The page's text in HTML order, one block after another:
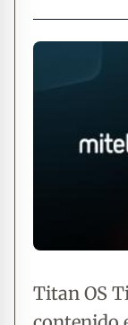
Titan OS